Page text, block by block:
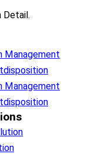
Detail.
Management
Management